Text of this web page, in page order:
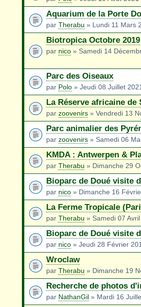
Aquarium de la Porte
par Therabu » Lundi 11 Mars
Biotropica Octobre 2019
par nico » Samedi 14
Parc des Oiseaux
par Polo » Jeudi 08 Juillet
La Réserve africaine de
par zoovenirs » Vendredi 13
Parc animalier des
par zoovenirs » Samedi 06
KMDA : Antwerpen &
par Therabu » Dimanche 29
Bioparc de Doué visite
par nico » Dimanche 16
La Ferme Tropicale
par Therabu » Samedi 07
Bioparc de Doué visite
par nico » Jeudi 28 Février
Wroclaw
par Therabu » Dimanche 19
Recherche de photos
par NathanGil » Mardi 16